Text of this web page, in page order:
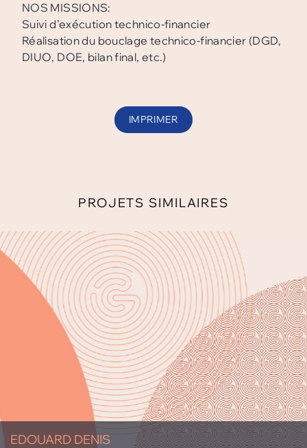
NOS MISSIONS:
Suivi d’exécution technico-financier
Réalisation du bouclage technico-financier (DGD,
DIUO, DOE, bilan final, etc.)
IMPRIMER
PROJETS SIMILAIRES
EDOUARD DENIS